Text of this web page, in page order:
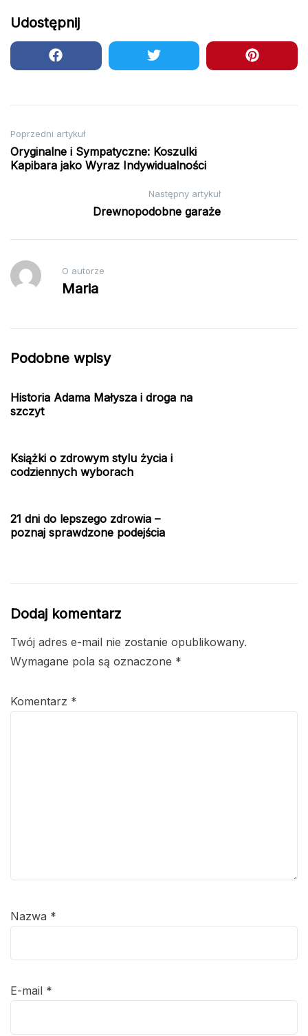
Udostępnij
Nawigacja
wpisu
Poprzedni artykuł
Oryginalne i Sympatyczne: Koszulki
Kapibara jako Wyraz Indywidualności
Następny artykuł
Drewnopodobne garaże
O autorze
Maria
Podobne wpisy
Historia Adama Małysza i droga na
szczyt
Książki o zdrowym stylu życia i
codziennych wyborach
21 dni do lepszego zdrowia –
poznaj sprawdzone podejścia
Dodaj komentarz
Twój adres e-mail nie zostanie opublikowany.
Wymagane pola są oznaczone *
Komentarz *
Nazwa *
E-mail *